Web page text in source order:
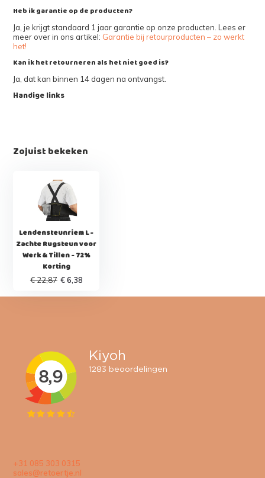
Heb ik garantie op de producten?
Ja, je krijgt standaard 1 jaar garantie op onze producten. Lees er
meer over in ons artikel: Garantie bij retourproducten – zo werkt
het!
Kan ik het retourneren als het niet goed is?
Ja, dat kan binnen 14 dagen na ontvangst.
Handige links
Zojuist bekeken
Lendensteunriem L -
Zachte Rugsteun voor
Werk & Tillen - 72%
Korting
€ 22,87 € 6,38
+31 085 303 0315
sales@retoertje.nl